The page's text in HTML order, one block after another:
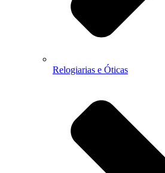
Relogiarias e Óticas